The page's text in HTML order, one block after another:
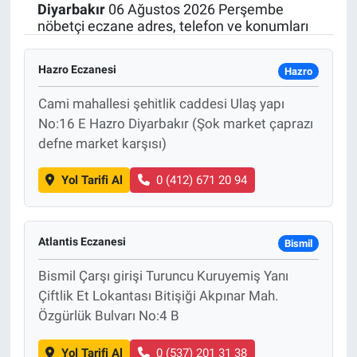
Diyarbakır06 Ağustos 2026 Perşembe
nöbetçi eczane adres, telefon ve konumları
Hazro Eczanesi Hazro
Cami mahallesi şehitlik caddesi Ulaş yapı
No:16 E Hazro Diyarbakır (Şok market çaprazı
defne market karşısı)
Yol Tarifi Al 0 (412) 671 20 94
Atlantis Eczanesi Bismil
Bismil Çarşı girişi Turuncu Kuruyemiş Yanı
Çiftlik Et Lokantası Bitişiği Akpınar Mah.
Özgürlük Bulvarı No:4 B
Yol Tarifi Al 0 (537) 201 31 38